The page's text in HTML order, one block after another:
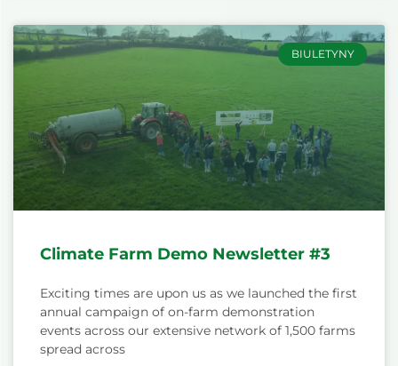
BIULETYNY
Climate Farm Demo Newsletter #3
Exciting times are upon us as we launched the first
annual campaign of on-farm demonstration
events across our extensive network of 1,500 farms
spread across